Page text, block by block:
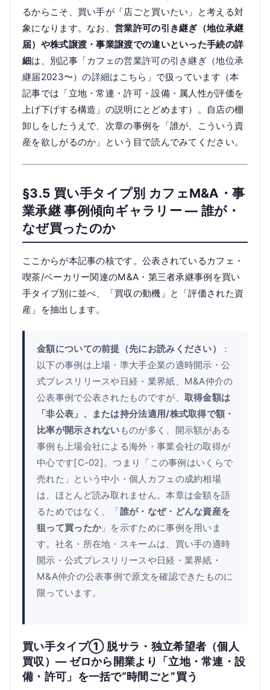
るからこそ、買い手が「店ごと買いたい」と考える対
象になります。なお、営業許可の引き継ぎ（地位承継
届）や株式譲渡・事業譲渡での違いといった手続の詳
細は、別記事「カフェの営業許可の引き継ぎ（地位承
継届2023〜）の詳細はこちら 」で扱っています（本
記事では「立地・常連・許可・設備・属人性が評価を
上げ下げする構造」の説明にとどめます）。自店の棚
卸しをしたうえで、次章の事例を「誰が、こういう資
産を欲しがるのか」という目で読んでみてください。
§3.5 買い手タイプ別 カフェM&A・事
業承継 事例傾向ギャラリー — 誰が・
なぜ買ったのか
ここからが本記事の核です。公表されているカフェ・
喫茶/ベーカリー関連のM&A・第三者承継事例を買い
手タイプ別に並べ、「買収の動機」と「評価された資
産」を抽出します。
金額についての前提（先にお読みください）
：
以下の事例は上場・準大手企業の適時開示・公
式プレスリリースや日経・業界紙、M&A仲介の
公表事例で公表されたものですが、 取得金額は
「非公表」、または持分法適用/株式取得で額・
比率が開示されない ものが多く、開示額がある
事例も上場会社による海外・事業会社の取得が
中心です[C-02]。つまり「この事例はいくらで
売れた」という中小・個人カフェの成約相場
は、ほとんど読み取れません。本章は金額を語
るためではなく、「誰が・なぜ・どんな資産を
狙って買ったか」を示すために事例を用いま
す。社名・所在地・スキームは、買い手の適時
開示・公式プレスリリースや日経・業界紙・
M&A仲介の公表事例で原文を確認できたものに
限っています。
買い手タイプ① 脱サラ・独立希望者（個人
買収）— ゼロから開業より「立地・常連・設
備・許可」を一括で“時間ごと”買う